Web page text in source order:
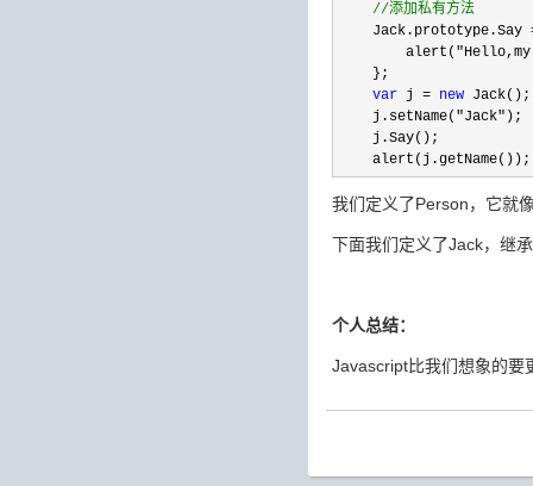
//添加私有方法
Jack.prototype.Say
        alert(
    };
var j = new Jack();
    j.setName(
"Jack" );
    j.Say();
    alert(j.getName());
我们定义了Person，它就
下面我们定义了Jack，继
个人总结：
Javascript比我们想象的要